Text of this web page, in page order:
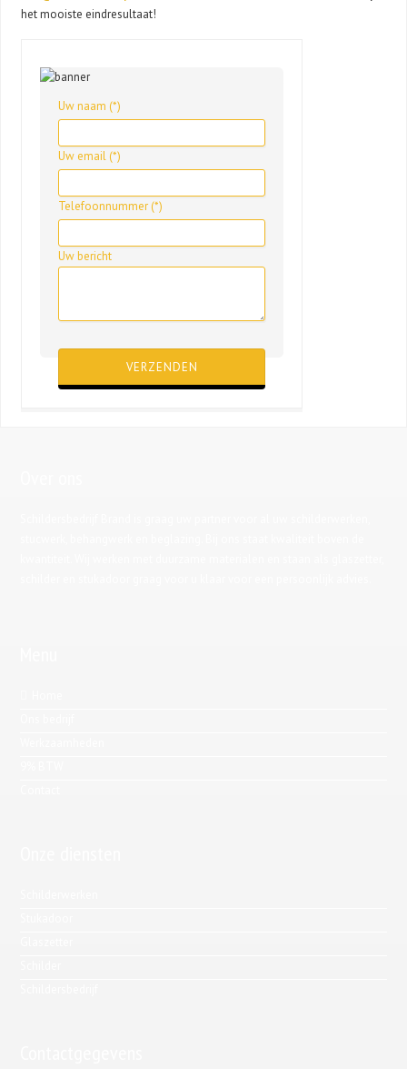
het mooiste eindresultaat!
Uw naam (*)
Uw email (*)
Telefoonnummer (*)
Uw bericht
Gelieve dit veld leeg te laten.